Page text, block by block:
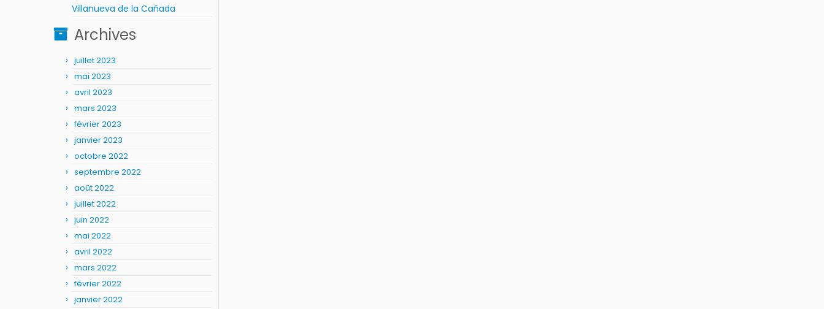
Villanueva de la Cañada
Archives
juillet 2023
mai 2023
avril 2023
mars 2023
février 2023
janvier 2023
octobre 2022
septembre 2022
août 2022
juillet 2022
juin 2022
mai 2022
avril 2022
mars 2022
février 2022
janvier 2022